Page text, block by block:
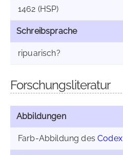
1462 (HSP)
Schreibsprache
ripuarisch?
Forschungsliteratur
Abbildungen
Farb-Abbildung desCodex